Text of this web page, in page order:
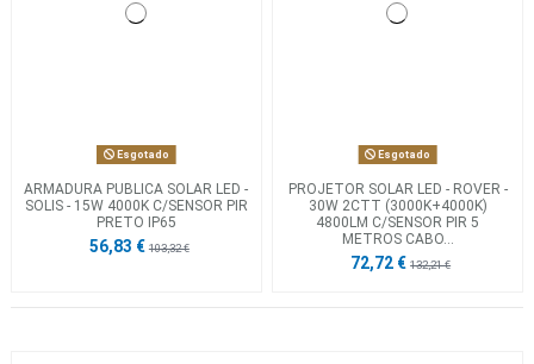
Esgotado
ARMADURA PUBLICA SOLAR LED -
SOLIS - 15W 4000K C/SENSOR PIR
PRETO IP65
56,83 € 103,32 €
Esgotado
PROJETOR SOLAR LED - ROVER -
30W 2CTT (3000K+4000K)
4800LM C/SENSOR PIR 5
METROS CABO...
72,72 €132,21 €